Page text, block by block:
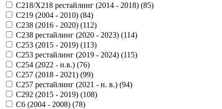
C218/X218 рестайлинг (2014 - 2018) (85)
C219 (2004 - 2010) (84)
C238 (2016 - 2020) (112)
C238 рестайлинг (2020 - 2023) (114)
C253 (2015 - 2019) (113)
C253 рестайлинг (2019 - 2024) (115)
C254 (2022 - н.в.) (76)
C257 (2018 - 2021) (99)
C257 рестайлинг (2021 - н. в.) (94)
C292 (2015 - 2019) (108)
C6 (2004 - 2008) (78)